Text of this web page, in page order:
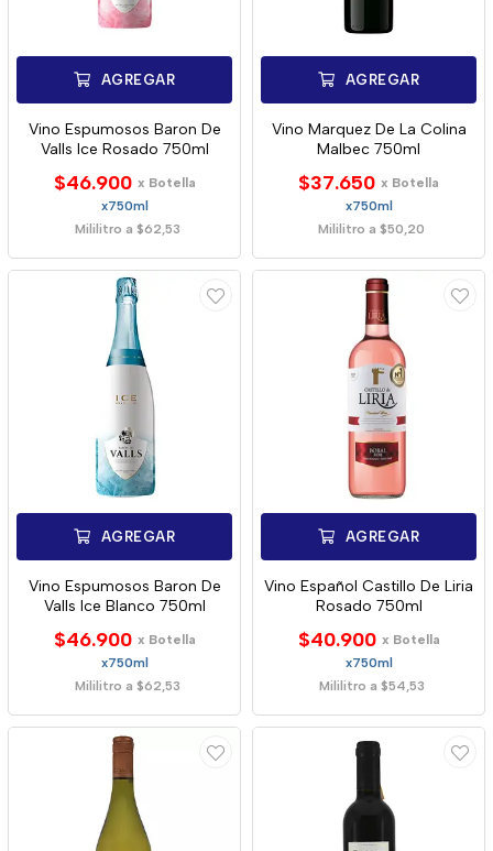
AGREGAR
Vino Espumosos Baron De
Valls Ice Rosado 750ml
$46.900 x Botella
x750ml
Mililitro a $62,53
AGREGAR
Vino Marquez De La Colina
Malbec 750ml
$37.650 x Botella
x750ml
Mililitro a $50,20
AGREGAR
Vino Espumosos Baron De
Valls Ice Blanco 750ml
$46.900 x Botella
x750ml
Mililitro a $62,53
AGREGAR
Vino Español Castillo De Liria
Rosado 750ml
$40.900 x Botella
x750ml
Mililitro a $54,53